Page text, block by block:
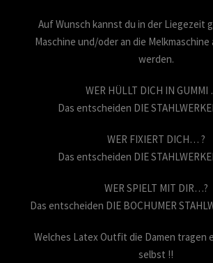
Auf Wunsch kannst du in der Liegezeit
Maschine und/oder an die
werden.
WER HÜLLT DICH IN GUMMI
Das entscheiden DIE
WER FIXIERT DICH… ?
Das entscheiden DIE
WER SPIELT MIT DIR…?
Das entscheiden DIE BOCHUMER
Welches Latex Outfit die Damen tragen
selbst !!